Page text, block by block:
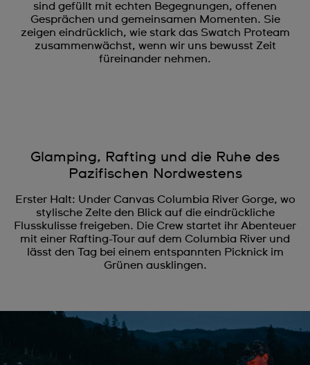
sind gefüllt mit echten Begegnungen, offenen
Gesprächen und gemeinsamen Momenten. Sie
zeigen eindrücklich, wie stark das Swatch Proteam
zusammenwächst, wenn wir uns bewusst Zeit
füreinander nehmen.
Glamping, Rafting und die Ruhe des
Pazifischen Nordwestens
Erster Halt: Under Canvas Columbia River Gorge, wo
stylische Zelte den Blick auf die eindrückliche
Flusskulisse freigeben. Die Crew startet ihr Abenteuer
mit einer Rafting-Tour auf dem Columbia River und
lässt den Tag bei einem entspannten Picknick im
Grünen ausklingen.